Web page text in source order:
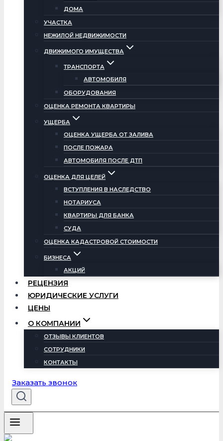
ДОМА
УЧАСТКА
НЕЖИЛОЙ НЕДВИЖИМОСТИ
ДВИЖИМОГО ИМУЩЕСТВА
ТРАНСПОРТА
АВТОМОБИЛЯ
ОБОРУДОВАНИЯ
ОЦЕНКА РЕМОНТА КВАРТИРЫ
УЩЕРБА
ОЦЕНКА УЩЕРБА ОТ ЗАЛИВА
ПОСЛЕ ПОЖАРА
АВТОМОБИЛЯ ПОСЛЕ ДТП
ОЦЕНКА ДЛЯ ЦЕЛЕЙ
ВСТУПЛЕНИЯ В НАСЛЕДСТВО
НОТАРИУСА
КВАРТИРЫ ДЛЯ БАНКА
СУДА
ОЦЕНКА КАДАСТРОВОЙ СТОИМОСТИ
БИЗНЕСА
АКЦИЙ
РЕЦЕНЗИЯ
ЮРИДИЧЕСКИЕ УСЛУГИ
ЦЕНЫ
О КОМПАНИИ
ОТЗЫВЫ КЛИЕНТОВ
СОТРУДНИКИ
КОНТАКТЫ
Заказать звонок